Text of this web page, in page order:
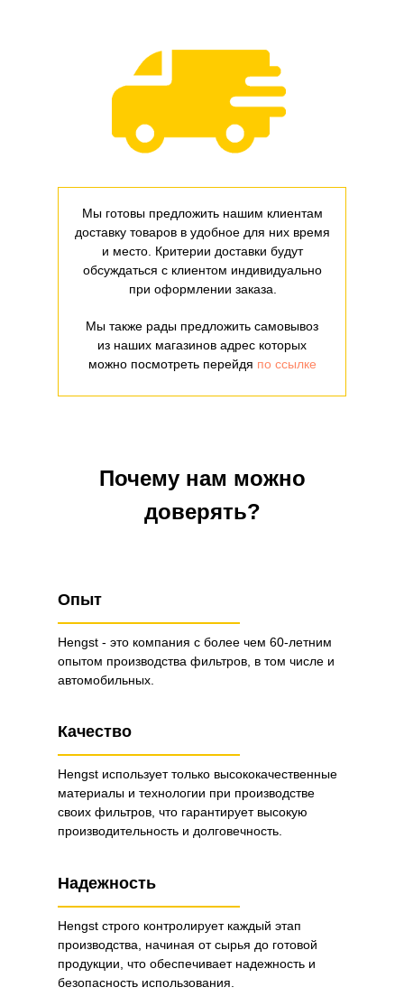
Мы готовы предложить нашим клиентам
доставку товаров в удобное для них время
и место. Критерии доставки будут
обсуждаться с клиентом индивидуально
при оформлении заказа.
Мы также рады предложить самовывоз
из наших магазинов адрес которых
можно посмотреть перейдя по ссылке
Почему нам можно
доверять?
Опыт
Hengst - это компания с более чем 60-летним
опытом производства фильтров, в том числе и
автомобильных.
Качество
Надежность
Hengst использует только высококачественные
материалы и технологии при производстве
своих фильтров, что гарантирует высокую
производительность и долговечность.
Hengst строго контролирует каждый этап
производства, начиная от сырья до готовой
продукции, что обеспечивает надежность и
безопасность использования.